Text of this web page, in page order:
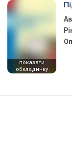
показати
обкладинку